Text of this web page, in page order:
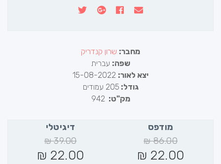
מחבר: שרון קנדריק
שפה: עברית
יצא לאור:
גודל: 205 עמודים
מק"ט: 942
מודפס
86.00
₪
22.00
₪
דיגיטלי
39.00
₪
22.00
₪